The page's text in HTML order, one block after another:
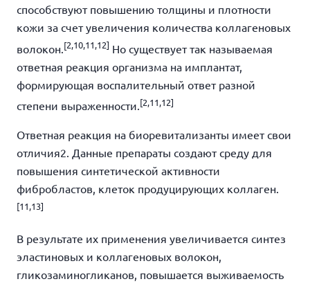
способствуют повышению толщины и плотности
кожи за счет увеличения количества коллагеновых
волокон. [2,10,11,12] Но существует так называемая
ответная реакция организма на имплантат,
формирующая воспалительный ответ разной
степени выраженности.[2,11,12]
Ответная реакция на биоревитализанты имеет свои
отличия2. Данные препараты создают среду для
повышения синтетической активности
фибробластов, клеток продуцирующих коллаген.
[11,13]
В результате их применения увеличивается синтез
эластиновых и коллагеновых волокон,
гликозаминогликанов, повышается выживаемость